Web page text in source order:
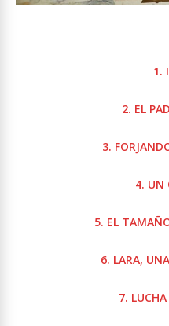
1.
2. EL
3.
4. UN
5. EL
6. LARA,
7.